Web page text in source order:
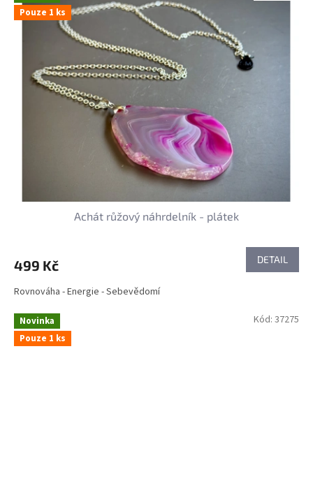
Pouze 1 ks
Achát růžový náhrdelník - plátek
499 Kč DETAIL
Rovnováha - Energie - Sebevědomí
Novinka
Pouze 1 ks
Kód: 37275